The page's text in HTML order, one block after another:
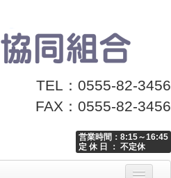
TEL：0555-82-3456
FAX：0555-82-3456
営業時間：8:15～16:45
定 休 日 ： 不定休